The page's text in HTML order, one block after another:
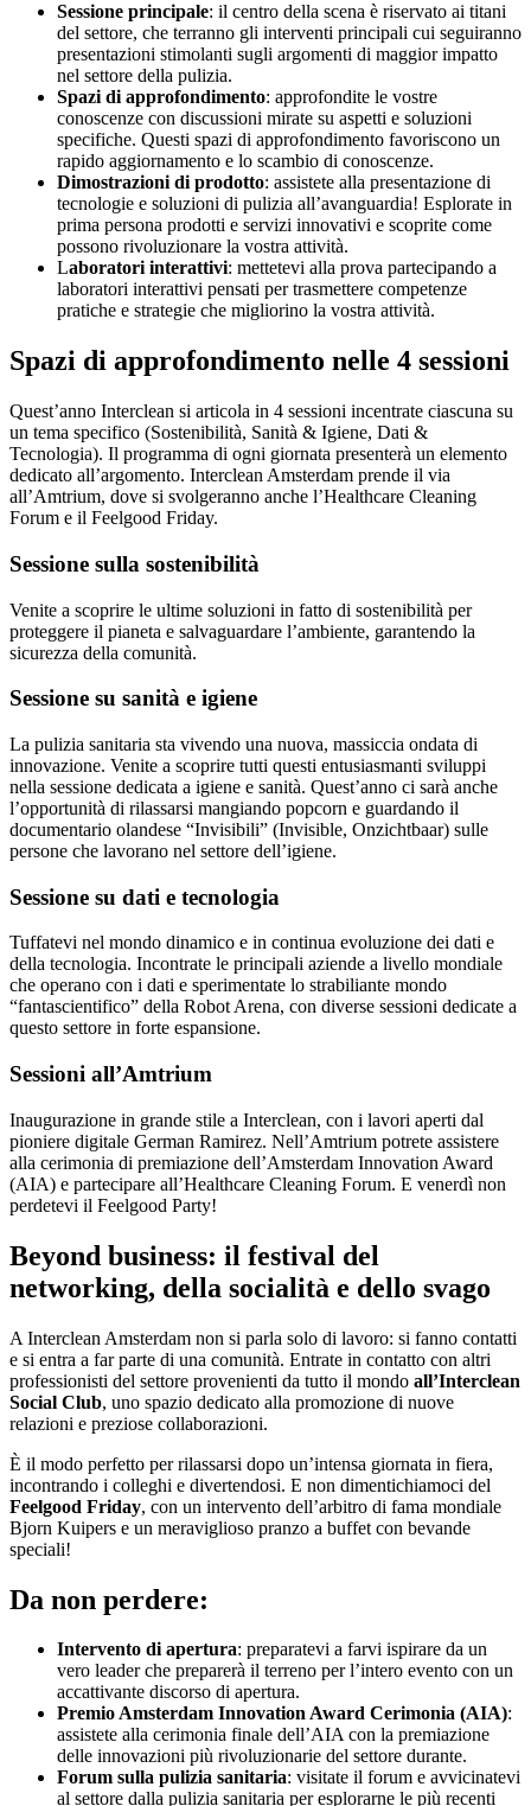
Sessione principale: il centro della scena è riservato ai titani
del settore, che terranno gli interventi principali cui seguiranno
presentazioni stimolanti sugli argomenti di maggior impatto
nel settore della pulizia.
Spazi di approfondimento: approfondite le vostre
conoscenze con discussioni mirate su aspetti e soluzioni
specifiche. Questi spazi di approfondimento favoriscono un
rapido aggiornamento e lo scambio di conoscenze.
Dimostrazioni di prodotto: assistete alla presentazione di
tecnologie e soluzioni di pulizia all’avanguardia! Esplorate in
prima persona prodotti e servizi innovativi e scoprite come
possono rivoluzionare la vostra attività.
Laboratori interattivi: mettetevi alla prova partecipando a
laboratori interattivi pensati per trasmettere competenze
pratiche e strategie che migliorino la vostra attività.
Spazi di approfondimento nelle 4 sessioni
Quest’anno Interclean si articola in 4 sessioni incentrate ciascuna su
un tema specifico (Sostenibilità, Sanità & Igiene, Dati &
Tecnologia). Il programma di ogni giornata presenterà un elemento
dedicato all’argomento. Interclean Amsterdam prende il via
all’Amtrium, dove si svolgeranno anche l’Healthcare Cleaning
Forum e il Feelgood Friday.
Sessione sulla sostenibilità
Venite a scoprire le ultime soluzioni in fatto di sostenibilità per
proteggere il pianeta e salvaguardare l’ambiente, garantendo la
sicurezza della comunità.
Sessione su sanità e igiene
La pulizia sanitaria sta vivendo una nuova, massiccia ondata di
innovazione. Venite a scoprire tutti questi entusiasmanti sviluppi
nella sessione dedicata a igiene e sanità. Quest’anno ci sarà anche
l’opportunità di rilassarsi mangiando popcorn e guardando il
documentario olandese “Invisibili” (Invisible, Onzichtbaar) sulle
persone che lavorano nel settore dell’igiene.
Sessione su dati e tecnologia
Tuffatevi nel mondo dinamico e in continua evoluzione dei dati e
della tecnologia. Incontrate le principali aziende a livello mondiale
che operano con i dati e sperimentate lo strabiliante mondo
“fantascientifico” della Robot Arena, con diverse sessioni dedicate a
questo settore in forte espansione.
Sessioni all’Amtrium
Inaugurazione in grande stile a Interclean, con i lavori aperti dal
pioniere digitale German Ramirez. Nell’Amtrium potrete assistere
alla cerimonia di premiazione dell’Amsterdam Innovation Award
(AIA) e partecipare all’Healthcare Cleaning Forum. E venerdì non
perdetevi il Feelgood Party!
Beyond business: il festival del
networking, della socialità e dello svago
A Interclean Amsterdam non si parla solo di lavoro: si fanno contatti
e si entra a far parte di una comunità. Entrate in contatto con altri
professionisti del settore provenienti da tutto il mondo all’Interclean
Social Club, uno spazio dedicato alla promozione di nuove
relazioni e preziose collaborazioni.
È il modo perfetto per rilassarsi dopo un’intensa giornata in fiera,
incontrando i colleghi e divertendosi. E non dimentichiamoci del
Feelgood Friday, con un intervento dell’arbitro di fama mondiale
Bjorn Kuipers e un meraviglioso pranzo a buffet con bevande
speciali!
Da non perdere:
Intervento di apertura: preparatevi a farvi ispirare da un
vero leader che preparerà il terreno per l’intero evento con un
accattivante discorso di apertura.
Premio Amsterdam Innovation Award Cerimonia (AIA):
assistete alla cerimonia finale dell’AIA con la premiazione
delle innovazioni più rivoluzionarie del settore durante.
Forum sulla pulizia sanitaria: visitate il forum e avvicinatevi
al settore dalla pulizia sanitaria per esplorarne le più recenti